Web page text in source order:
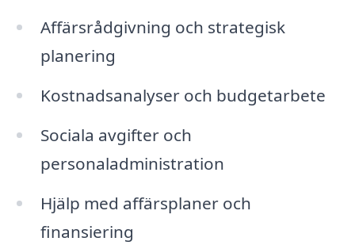
Affärsrådgivning och strategisk
planering
Kostnadsanalyser och budgetarbete
Sociala avgifter och
personaladministration
Hjälp med affärsplaner och
finansiering